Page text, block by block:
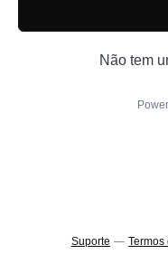
Não tem
Suporte — Termos